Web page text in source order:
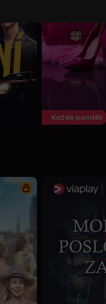
Každé pondělí